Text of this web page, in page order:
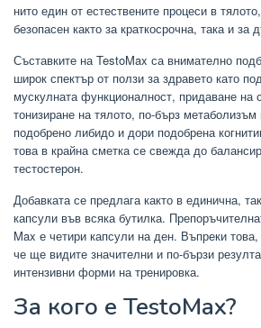
нито един от естествените процеси в
безопасен както за краткосрочна, така и за
Съставките на TestoMax са внимателно
широк спектър от ползи за здравето като
мускулната функционалност, придаване на
тонизиране на тялото, по-бърз метаболизъм
подобрено либидо и дори подобрена
това в крайна сметка се свежда до
тестостерон.
Добавката се предлага както в единична,
капсули във всяка бутилка.
Max е четири капсули на ден. Въпреки
че ще видите значителни и по-бързи
интензивни форми на тренировка.
За кого е TestoMax?